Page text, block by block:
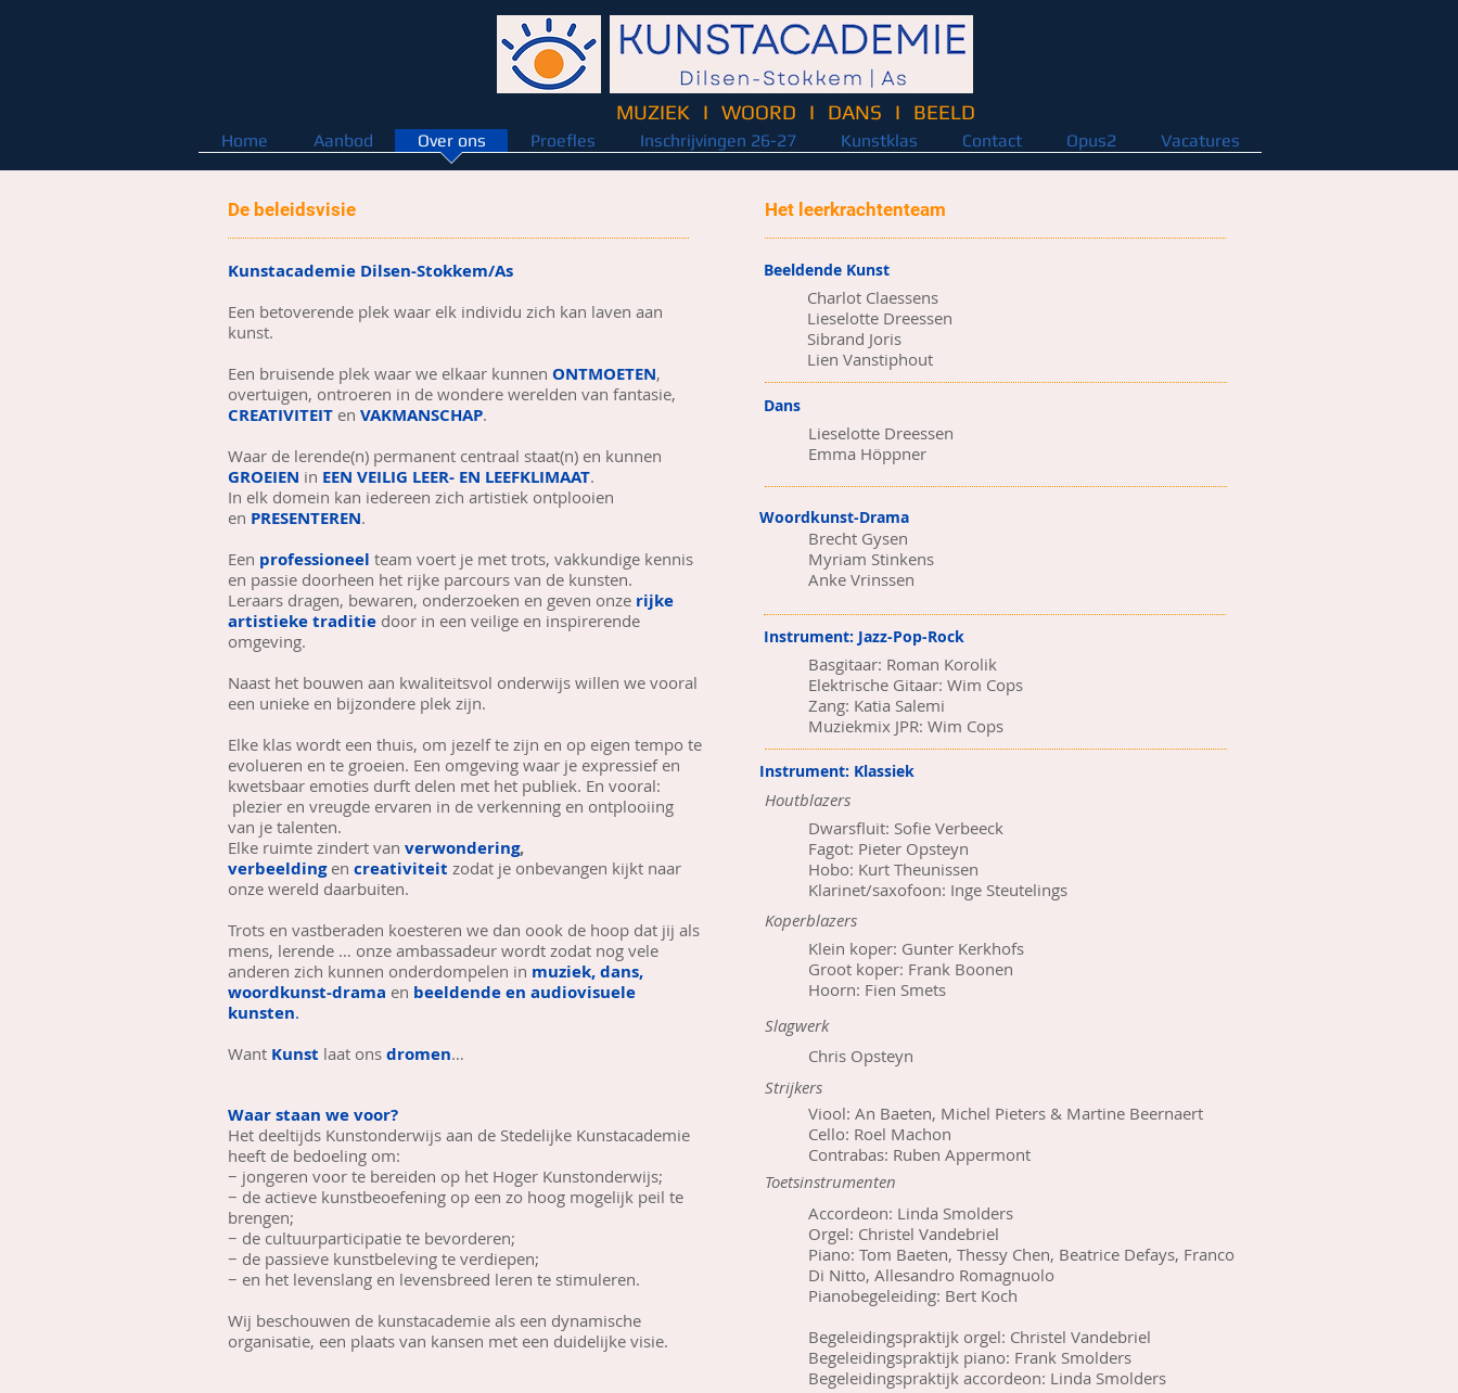
MUZIEK I WOORD I DANS I BEELD
Home Aanbod Over ons Proefles Inschrijvingen 26-27 Kunstklas Contact Opus2 Vacatures
De beleidsvisie
Kunstacademie Dilsen-Stokkem/As
Een betoverende plek waar elk individu zich kan laven aan
kunst.
Een bruisende plek waar we elkaar kunnen ONTMOETEN,
overtuigen, ontroeren in de wondere werelden van fantasie,
CREATIVITEIT en VAKMANSCHAP.
Waar de lerende(n) permanent centraal staat(n) en kunnen
GROEIEN in EEN VEILIG LEER- EN LEEFKLIMAAT.
In elk domein kan iedereen zich artistiek ontplooien
en PRESENTEREN.
Een professioneel team voert je met trots, vakkundige kennis
en passie doorheen het rijke parcours van de kunsten.
Leraars dragen, bewaren, onderzoeken en geven onze rijke
artistieke traditie door in een veilige en inspirerende
omgeving.
Naast het bouwen aan kwaliteitsvol onderwijs willen we vooral
een unieke en bijzondere plek zijn.
Elke klas wordt een thuis, om jezelf te zijn en op eigen tempo te
evolueren en te groeien. Een omgeving waar je expressief en
kwetsbaar emoties durft delen met het publiek. En vooral:
plezier en vreugde ervaren in de verkenning en ontplooiing
van je talenten.
Elke ruimte zindert van verwondering,
verbeeldingen creativiteit zodat je onbevangen kijkt naar
onze wereld daarbuiten.
Trots en vastberaden koesteren we dan oook de hoop dat jij als
mens, lerende … onze ambassadeur wordt zodat nog vele
anderen zich kunnen onderdompelen in muziek, dans,
woordkunst-drama en beeldende en audiovisuele
kunsten.
Want Kunst laat ons dromen…
Waar staan we voor?
Het deeltijds Kunstonderwijs aan de Stedelijke Kunstacademie
heeft de bedoeling om:
− jongeren voor te bereiden op het Hoger Kunstonderwijs;
− de actieve kunstbeoefening op een zo hoog mogelijk peil te
brengen;
− de cultuurparticipatie te bevorderen;
− de passieve kunstbeleving te verdiepen;
− en het levenslang en levensbreed leren te stimuleren.
Wij beschouwen de kunstacademie als een dynamische
organisatie, een plaats van kansen met een duidelijke visie.
Het leerkrachtenteam
Beeldende Kunst​
Charlot Claessens
Lieselotte Dreessen
Sibrand Joris
Lien Vanstiphout
Dans
Lieselotte Dreessen
Emma Höppner
Brecht Gysen
Myriam Stinkens
Anke Vrinssen
Woordkunst-Drama
Instrument: Jazz-Pop-Rock
Basgitaar: Roman Korolik
Elektrische Gitaar: Wim Cops
Zang: Katia Salemi
Muziekmix JPR: Wim Cops
Instrument: Klassiek
Houtblazers
Dwarsfluit: Sofie Verbeeck
Fagot: Pieter Opsteyn
Hobo: Kurt Theunissen
Klarinet/saxofoon: Inge Steutelings
Koperblazers
Klein koper: Gunter Kerkhofs
Groot koper: Frank Boonen
Hoorn: Fien Smets
Slagwerk
Chris Opsteyn
Strijkers
Viool: An Baeten, Michel Pieters & Martine Beernaert
Cello: Roel Machon
Contrabas: Ruben Appermont
Toetsinstrumenten
Accordeon: Linda Smolders
Orgel: Christel Vandebriel
Piano: Tom Baeten, Thessy Chen, Beatrice Defays, Franco
Di Nitto, Allesandro Romagnuolo
Pianobegeleiding: Bert Koch
Begeleidingspraktijk orgel: Christel Vandebriel
Begeleidingspraktijk piano: Frank Smolders
Begeleidingspraktijk accordeon: Linda Smolders